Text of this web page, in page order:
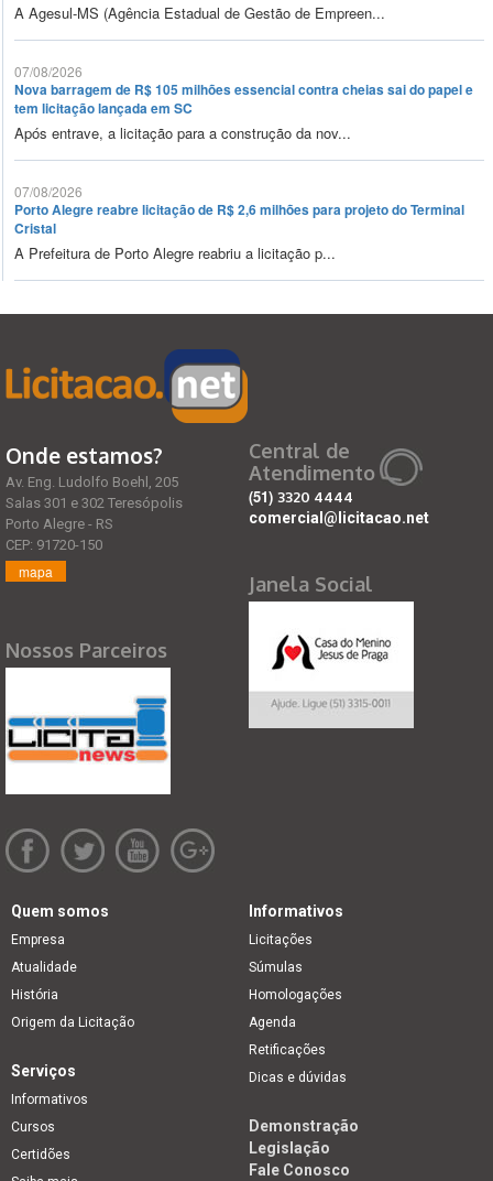
A Agesul-MS (Agência Estadual de Gestão de Empreen...
07/08/2026
Nova barragem de R$ 105 milhões essencial contra cheias sai do papel e
tem licitação lançada em SC
Após entrave, a licitação para a construção da nov...
07/08/2026
Porto Alegre reabre licitação de R$ 2,6 milhões para projeto do Terminal
Cristal
A Prefeitura de Porto Alegre reabriu a licitação p...
Onde estamos?
Av. Eng. Ludolfo Boehl, 205
Salas 301 e 302 Teresópolis
Porto Alegre - RS
CEP: 91720-150
mapa
Nossos Parceiros
Central de
Atendimento
(51) 3320 4444
comercial@licitacao.net
Janela Social
Quem somos
Empresa
Atualidade
História
Origem da Licitação
Informativos
Licitações
Súmulas
Homologações
Agenda
Retificações
Dicas e dúvidas
Serviços
Informativos
Cursos
Certidões
Demonstração
Legislação
Fale Conosco